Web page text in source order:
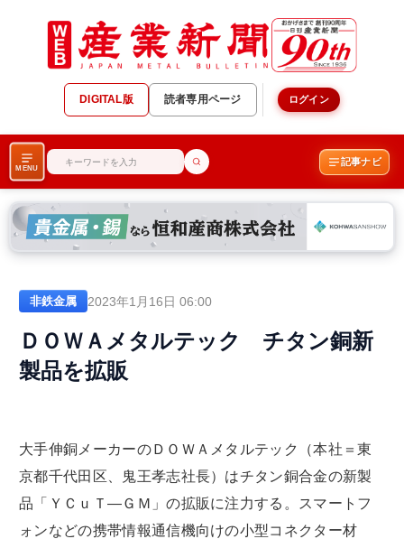
DIGITAL版 読者専用ページ ログイン
MENU
記事ナビ
非鉄金属 2023年1月16日 06:00
ＤＯＷＡメタルテック チタン銅新
製品を拡販
大手伸銅メーカーのＤＯＷＡメタルテック（本社＝東
京都千代田区、鬼王孝志社長）はチタン銅合金の新製
品「ＹＣｕＴ―ＧＭ」の拡販に注力する。スマートフ
ォンなどの携帯情報通信機向けの小型コネクター材